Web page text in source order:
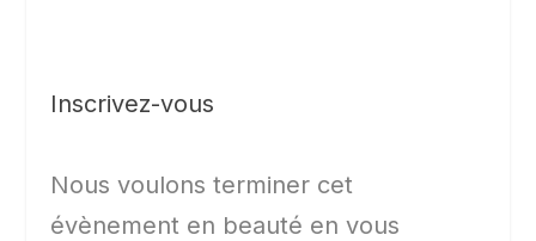
Inscrivez-vous
Nous voulons terminer cet
évènement en beauté en vous